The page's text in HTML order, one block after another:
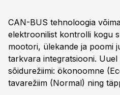
CAN-BUS tehnoloogia
elektroonilist kontrolli kogu
mootori, ülekande ja poomi
tarkvara integratsiooni.
sõidurežiimi: ökonoomne
tavarežiim (Normal) ning